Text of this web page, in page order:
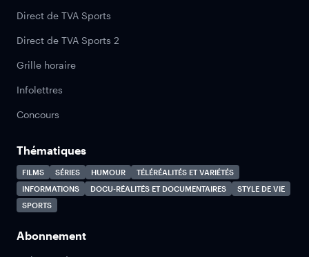
Direct de TVA Sports
Direct de TVA Sports 2
Grille horaire
Infolettres
Concours
Thématiques
FILMS SÉRIES HUMOUR
TÉLÉRÉALITÉS ET VARIÉTÉS
INFORMATIONS
DOCU-RÉALITÉS ET DOCUMENTAIRES
STYLE DE VIE
SPORTS
Abonnement